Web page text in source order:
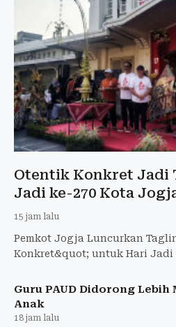
Otentik Konkret Jadi
Jadi ke-270 Kota
15 jam lalu
Pemkot Jogja Luncurkan
Konkret&quot; untuk Hari Jadi
Guru PAUD Didorong
Anak
18 jam lalu